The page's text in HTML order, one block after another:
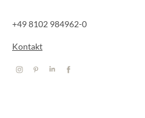
+49 8102 984962-0
Kontakt